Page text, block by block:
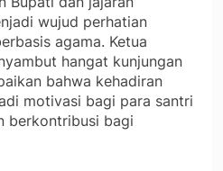
wujud perhatian
agama. Ketua
hangat kunjungan
bahwa kehadiran
motivasi bagi para santri
berkontribusi bagi